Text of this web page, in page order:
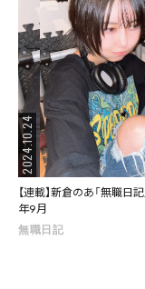
2024.10.24
【連載】新倉のあ「無職日
年9月
無職日記